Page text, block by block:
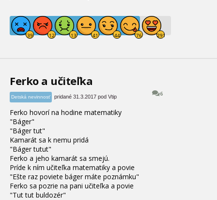
Ferko a učiteľka
6
Detská nevinnosť pridané 31.3.2017 pod Vtip
Ferko hovorí na hodine matematiky
"Báger"
"Báger tut"
Kamarát sa k nemu pridá
"Báger tutut"
Ferko a jeho kamarát sa smejú.
Príde k ním učiteľka matematiky a povie
"Ešte raz poviete báger máte poznámku"
Ferko sa pozrie na pani učiteľka a povie
"Tut tut buldozér"